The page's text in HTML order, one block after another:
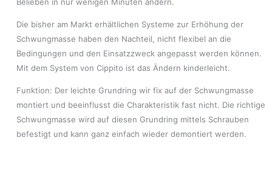
Die bisher am Markt erhältlichen Systeme zur Erhöhung der
Schwungmasse haben den Nachteil, nicht flexibel an die
Bedingungen und den Einsatzzweck angepasst werden können.
Mit dem System von Cippito ist das Ändern kinderleicht.
Funktion: Der leichte Grundring wir fix auf der Schwungmasse
montiert und beeinflusst die Charakteristik fast nicht. Die richtige
Schwungmasse wird auf diesen Grundring mittels Schrauben
befestigt und kann ganz einfach wieder demontiert werden.